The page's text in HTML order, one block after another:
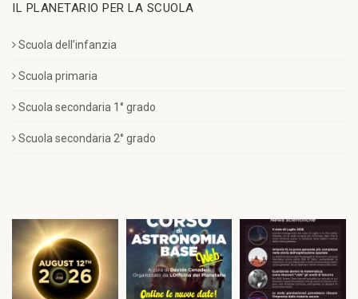
IL PLANETARIO PER LA SCUOLA
Scuola dell’infanzia
Scuola primaria
Scuola secondaria 1° grado
Scuola secondaria 2° grado